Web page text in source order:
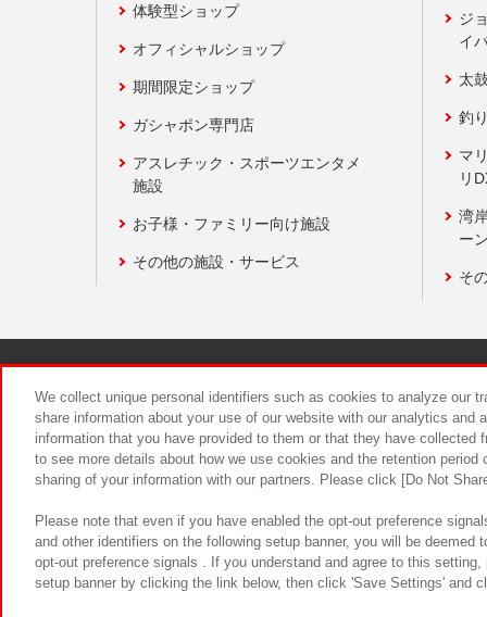
体験型ショップ
オフィシャルショップ
期間限定ショップ
ガシャポン専門店
アスレチック・スポーツエンタメ
施設
お子様・ファミリー向け施設
その他の施設・サービス
ジ
イ
太
釣
マ
リ
湾
ー
そ
食品のご
We collect unique personal identifiers such as cookies to analyze our
share information about your use of our website with our analytics and
information that you have provided to them or that they have
to see more details about how we use cookies and the retention
sharing of your information with our partners. Please click [Do Not
Please note that even if you have enabled the opt-out preference
and other identifiers on the following setup banner, you will be
opt-out preference signals . If you understand and agree to this
setup banner by clicking the link below, then click 'Save Settings' and